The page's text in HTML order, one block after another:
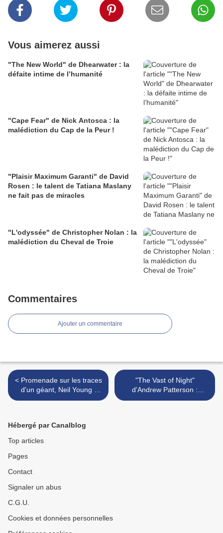
Vous aimerez aussi
"The New World" de Dhearwater : la
défaite intime de l’humanité
"Cape Fear" de Nick Antosca : la
malédiction du Cap de la Peur !
"Plaisir Maximum Garanti" de David
Rosen : le talent de Tatiana Maslany
ne fait pas de miracles
"L'odyssée" de Christopher Nolan : la
malédiction du Cheval de Troie
Commentaires
Ajouter un commentaire
< Promenade sur les traces
d'un géant, Neil Young :
"Unplugged" (1993)
"The Vast of Night"
d'Andrew Patterson :
Patterson >
Hébergé par Canalblog
Top articles
Pages
Contact
Signaler un abus
C.G.U.
Cookies et données personnelles